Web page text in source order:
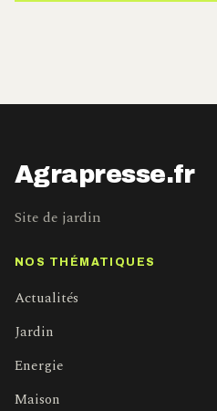
Agrapresse.fr
Site de jardin
NOS THÉMATIQUES
Actualités
Jardin
Energie
Maison